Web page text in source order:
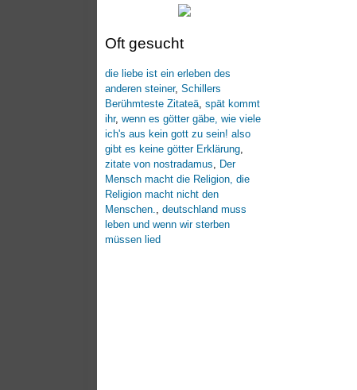
Oft gesucht
die liebe ist ein erleben des
anderen steiner, Schillers
Berühmteste Zitateä spät kommt
ihr, wenn es götter gäbe, wie viele
ich's aus kein gott zu sein! also
gibt es keine götter Erklärung
zitate von nostradamus
Der
Mensch macht die Religion, die
Religion macht nicht den
Menschen.
deutschland muss
leben und wenn wir sterben
müssen lied